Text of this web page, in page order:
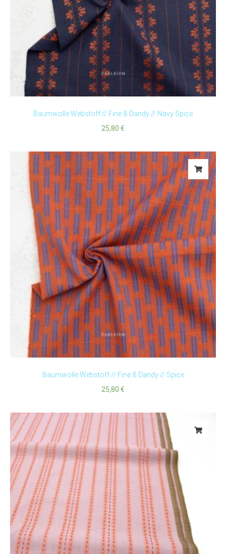
Baumwolle Webstoff // Fine & Dandy // Navy Spice
25,80 €
Baumwolle Webstoff // Fine & Dandy // Spice
25,80 €